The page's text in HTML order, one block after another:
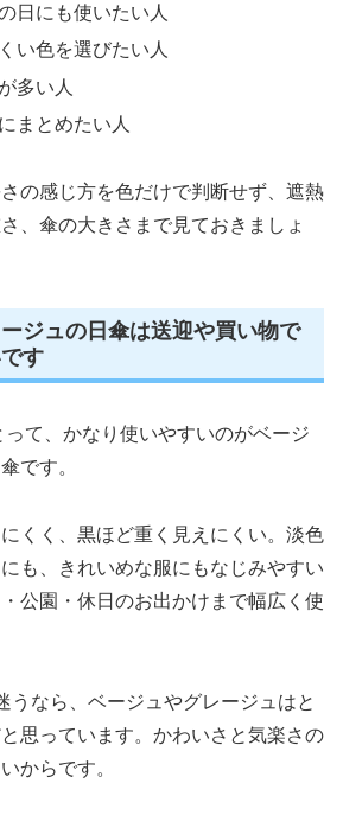
日にも使いたい人
い色を選びたい人
多い人
まとめたい人
の感じ方を色だけで判断せず、遮熱
、傘の大きさまで見ておきましょ
ジュの日傘は送迎や買い物で
す
て、かなり使いやすいのがベージ
です。
くく、黒ほど重く見えにくい。淡色
も、きれいめな服にもなじみやすい
公園・休日のお出かけまで幅広く使
うなら、ベージュやグレージュはと
思っています。かわいさと気楽さの
からです。